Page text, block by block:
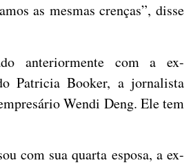
as mesmas crenças”, disse
anteriormente com a ex-
Patricia Booker, a jornalista
Wendi Deng. Ele tem
com sua quarta esposa, a ex-